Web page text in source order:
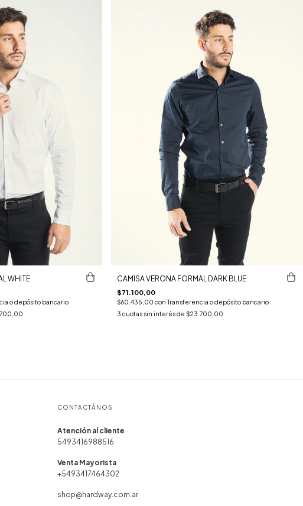
WHITE
o depósito bancario
CAMISA VERONA FORMAL DARK BLUE
$71.100,00
$60.435,00con Transferencia o depósito bancario
3 cuotas sin interés de $23.700,00
CONTACTÁNOS
5493416988516
+5493417464302
shop@hardway.com.ar